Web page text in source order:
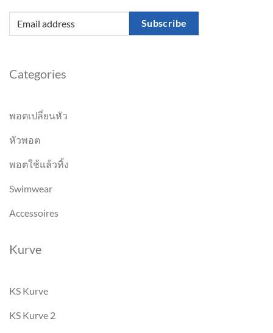
Categories
พอตเปลี่ยนหัว
หัวพอต
พอตใช้แล้วทิ้ง
Swimwear
Accessoires
Kurve
KS Kurve
KS Kurve 2
Subscribe